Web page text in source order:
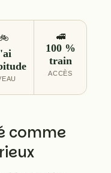
🚅
100 %
train
ACCÈS
comme